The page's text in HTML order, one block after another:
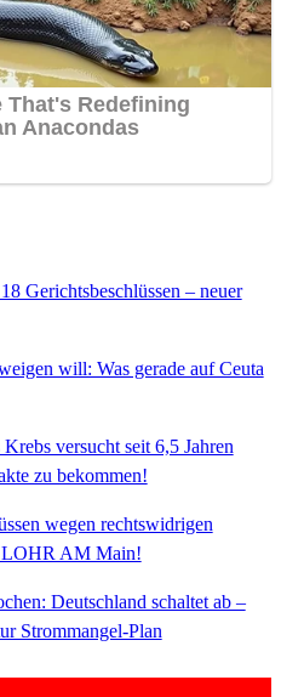
Gerichtsbeschlüssen – neuer
will: Was gerade auf Ceuta
versucht seit 6,5 Jahren
zu bekommen!
wegen rechtswidrigen
AM Main!
Deutschland schaltet ab –
Strommangel-Plan